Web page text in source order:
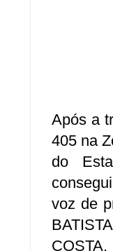
Após a
405 na
do
voz de